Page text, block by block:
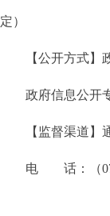
定）
【公开方式】政
政府信息公开专
【监督渠道】
电 话：（